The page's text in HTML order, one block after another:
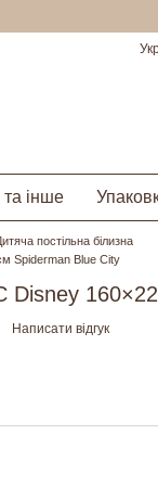
інше
постільна білизна
Spiderman Blue City
Disney
Написати відгук